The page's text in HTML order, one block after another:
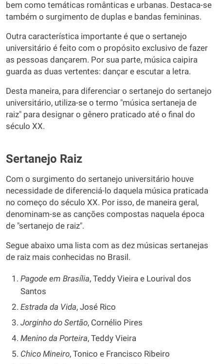
bem como temáticas românticas e urbanas. Destaca-se
também o surgimento de duplas e bandas femininas.
Outra característica importante é que o sertanejo
universitário é feito com o propósito exclusivo de fazer
as pessoas dançarem. Por sua parte, música caipira
guarda as duas vertentes: dançar e escutar a letra.
Desta maneira, para diferenciar o sertanejo do sertanejo
universitário, utiliza-se o termo "música sertaneja de
raiz" para designar o gênero praticado até o final do
século XX.
Sertanejo Raiz
Com o surgimento do sertanejo universitário houve
necessidade de diferenciá-lo daquela música praticada
no começo do século XX. Por isso, de maneira geral,
denominam-se as canções compostas naquela época
de "sertanejo de raiz".
Segue abaixo uma lista com as dez músicas sertanejas
de raiz mais conhecidas no Brasil.
Pagode em Brasília, Teddy Vieira e Lourival dos
Santos
Estrada da Vida, José Rico
Jorginho do Sertão, Cornélio Pires
Menino da Porteira, Teddy Vieira
Chico Mineiro, Tonico e Francisco Ribeiro